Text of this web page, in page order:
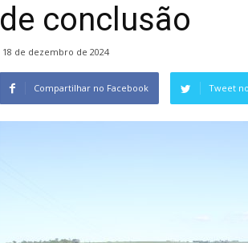
de conclusão
18 de dezembro de 2024
Compartilhar no Facebook Tweet